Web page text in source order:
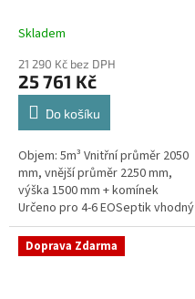
Skladem
21 290 Kč bez DPH
25 761 Kč
Do košíku
Objem: 5m³ Vnitřní průměr 2050
mm, vnější průměr 2250 mm,
výška 1500 mm + komínek
Určeno pro 4-6 EOSeptik vhodný
pod parkovací stání,
komunikace a do jílovité
zeminyPrůměr...
Doprava Zdarma